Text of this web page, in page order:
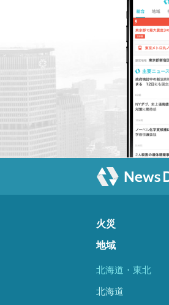
火災
地域
北海道・東北
北海道